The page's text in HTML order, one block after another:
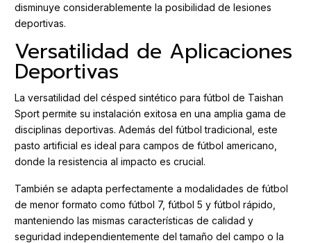
disminuye considerablemente la posibilidad de lesiones
deportivas.
Versatilidad de Aplicaciones
Deportivas
La versatilidad del césped sintético para fútbol de Taishan
Sport permite su instalación exitosa en una amplia gama de
disciplinas deportivas. Además del fútbol tradicional, este
pasto artificial es ideal para campos de fútbol americano,
donde la resistencia al impacto es crucial.
También se adapta perfectamente a modalidades de fútbol
de menor formato como fútbol 7, fútbol 5 y fútbol rápido,
manteniendo las mismas características de calidad y
seguridad independientemente del tamaño del campo o la